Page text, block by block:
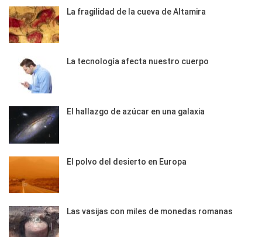
La fragilidad de la cueva de Altamira
La tecnología afecta nuestro cuerpo
El hallazgo de azúcar en una galaxia
El polvo del desierto en Europa
Las vasijas con miles de monedas romanas